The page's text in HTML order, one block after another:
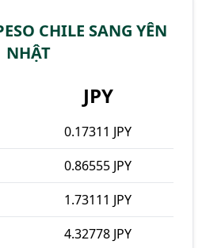
CHILE SANG YÊN
NHẬT
JPY
0.17311 JPY
0.86555 JPY
1.73111 JPY
4.32778 JPY